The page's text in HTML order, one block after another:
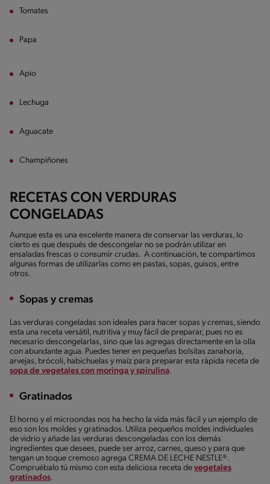
Tomates
Papa
Apio
Lechuga
Aguacate
Champiñones
RECETAS CON VERDURAS
CONGELADAS
Aunque esta es una excelente manera de conservar las verduras, lo
cierto es que después de descongelar no se podrán utilizar en
ensaladas frescas o consumir crudas. A continuación, te compartimos
algunas formas de utilizarlas como en pastas, sopas, guisos, entre
otros.
Sopas y cremas
Las verduras congeladas son ideales para hacer sopas y cremas, siendo
esta una receta versátil, nutritiva y muy fácil de preparar, pues no es
necesario descongelarlas, sino que las agregas directamente en la olla
con abundante agua. Puedes tener en pequeñas bolsitas zanahoria,
arvejas, brócoli, habichuelas y maíz para preparar esta rápida receta de
sopa de vegetales con moringa y spirulina.
Gratinados
El horno y el microondas nos ha hecho la vida más fácil y un ejemplo de
eso son los moldes y gratinados. Utiliza pequeños moldes individuales
de vidrio y añade las verduras descongeladas con los demás
ingredientes que desees, puede ser arroz, carnes, queso y para que
tengan un toque cremoso agrega CREMA DE LECHE NESTLE®.
Compruébalo tú mismo con esta deliciosa receta de vegetales
gratinados.